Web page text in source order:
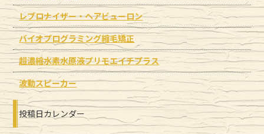
レプロナイザー・ヘアビューロン
バイオプログラミング縮毛矯正
超濃縮水素水原液プリモエイチプラス
波動スピーカー
投稿日カレンダー